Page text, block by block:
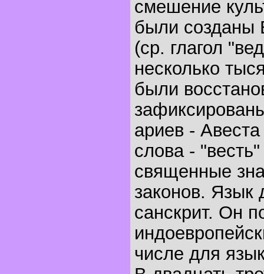
смешение
были созданы
(ср. глагол
несколько
были
ариев -
слова -
священные
законов. Язык
санскрит. Он
числе для